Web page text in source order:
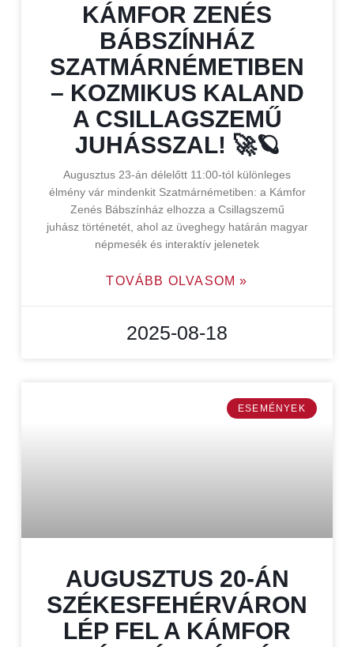
KÁMFOR ZENÉS
BÁBSZÍNHÁZ
SZATMÁRNÉMETIBEN
– KOZMIKUS KALAND
A CSILLAGSZEMŰ
JUHÁSSZAL! 🚀🪐
Augusztus 23-án délelőtt 11:00-tól különleges
élmény vár mindenkit Szatmárnémetiben: a Kámfor
Zenés Bábszínház elhozza a Csillagszemű
juhász történetét, ahol az üveghegy határán magyar
népmesék és interaktív jelenetek
TOVÁBB OLVASOM »
2025-08-18
ESEMÉNYEK
AUGUSZTUS 20-ÁN
SZÉKESFEHÉRVÁRON
LÉP FEL A KÁMFOR